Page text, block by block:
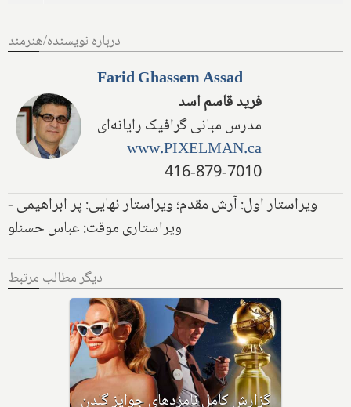
درباره نویسنده/هنرمند
Farid Ghassem Assad
فرید قاسم اسد
مدرس مبانی گرافیک رایانه‌ای
www.PIXELMAN.ca
416-879-7010
ویراستار اول: آرش مقدم؛ ویراستار نهایی: پر ابراهیمی -
ویراستاری موقت: عباس حسنلو
دیگر مطالب مرتبط
گزارش کامل نامزدهای جوایز گلدن